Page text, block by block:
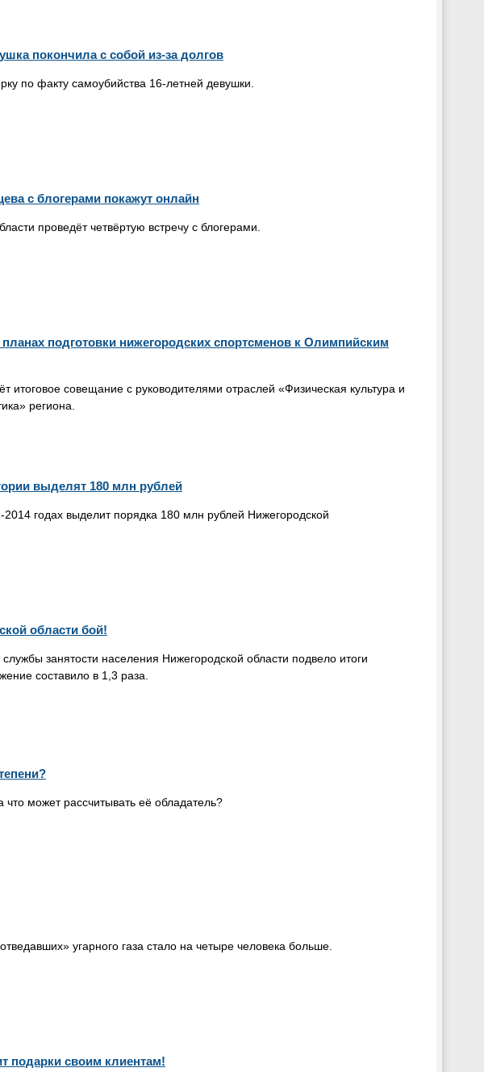
покончила с собой из-за долгов
по факту самоубийства 16-летней девушки.
с блогерами покажут онлайн
проведёт четвёртую встречу с блогерами.
подготовки нижегородских спортсменов к Олимпийским
итоговое совещание с руководителями отраслей «Физическая культура и
региона.
выделят 180 млн рублей
2014 годах выделит порядка 180 млн рублей Нижегородской
области бой!
занятости населения Нижегородской области подвело итоги
составило в 1,3 раза.
что может рассчитывать её обладатель?
угарного газа стало на четыре человека больше.
подарки своим клиентам!